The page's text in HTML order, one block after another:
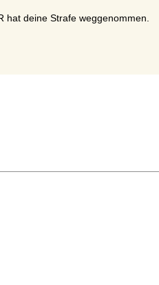
deine Strafe weggenommen.